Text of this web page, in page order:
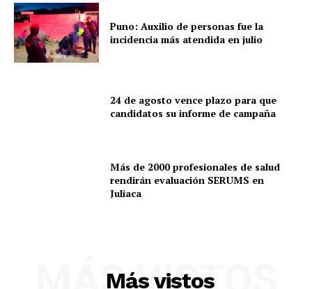
Diario los Andes
Puno: Auxilio de personas fue la
incidencia más atendida en julio
24 de agosto vence plazo para que
candidatos su informe de campaña
Más de 2000 profesionales de salud
rendirán evaluación SERUMS en
Juliaca
Más vistos